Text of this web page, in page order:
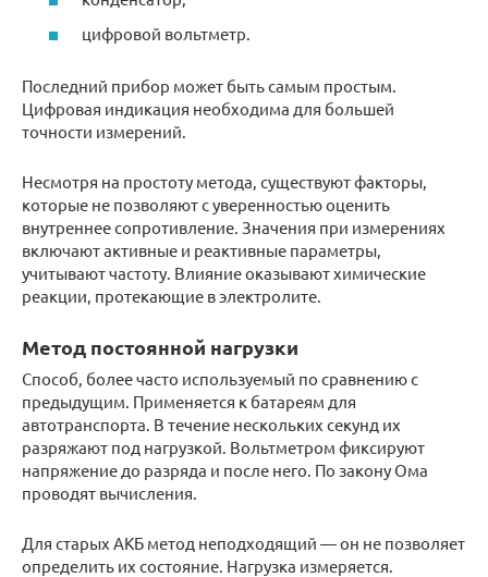
цифровой вольтметр.
Последний прибор может быть самым простым.
Цифровая индикация необходима для большей
точности измерений.
Несмотря на простоту метода, существуют факторы,
которые не позволяют с уверенностью оценить
внутреннее сопротивление. Значения при измерениях
включают активные и реактивные параметры,
учитывают частоту. Влияние оказывают химические
реакции, протекающие в электролите.
Метод постоянной нагрузки
Способ, более часто используемый по сравнению с
предыдущим. Применяется к батареям для
автотранспорта. В течение нескольких секунд их
разряжают под нагрузкой. Вольтметром фиксируют
напряжение до разряда и после него. По закону Ома
проводят вычисления.
Для старых АКБ метод неподходящий — он не позволяет
определить их состояние. Нагрузка измеряется.